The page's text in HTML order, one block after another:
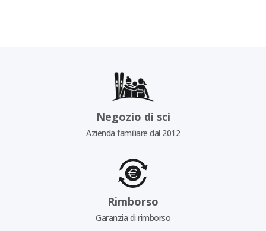
Negozio di sci
Azienda familiare dal 2012
Rimborso
Garanzia di rimborso